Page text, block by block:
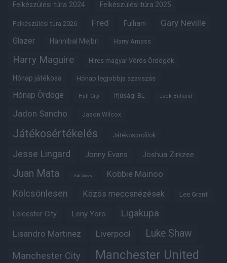
Felkészülési túra 2024 Felkészülési túra 2025
Felkészülési túra 2026 Fred Fulham Gary Neville
Glazer Hannibal Mejbri Harry Amass
Harry Maguire Híres magyar Vörös Ördögök
Hónap játékosa Hónap legjobbja szavazás
Hónap Ördöge Hull City Ifjúsági BL Jack Butland
Jadon Sancho Jason Wilcox
Játékosértékelés Játékosprofilok
Jesse Lingard Jonny Evans Joshua Zirkzee
Juan Mata Karl Darlow Kobbie Mainoo
Kölcsönlesen Közös meccsnézések Lee Grant
Leicester City Leny Yoro Ligakupa
Lisandro Martinez Liverpool Luke Shaw
Manchester City Manchester United